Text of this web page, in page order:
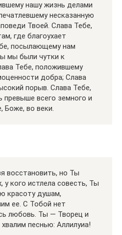
нашу жизнь делами
несказанную
Твоей. Слава Тебе,
где благоухает
посылающему нам
мы были чутки к
Тебе, положившему
добра; Слава
порыв. Слава Тебе,
всего земного и
Боже, во веки.
восстановить, но Ты
у кого истлела совесть, Ты
красоту душам,
ее. С Тобой нет
любовь. Ты — Творец и
песнью: Аллилуиа!